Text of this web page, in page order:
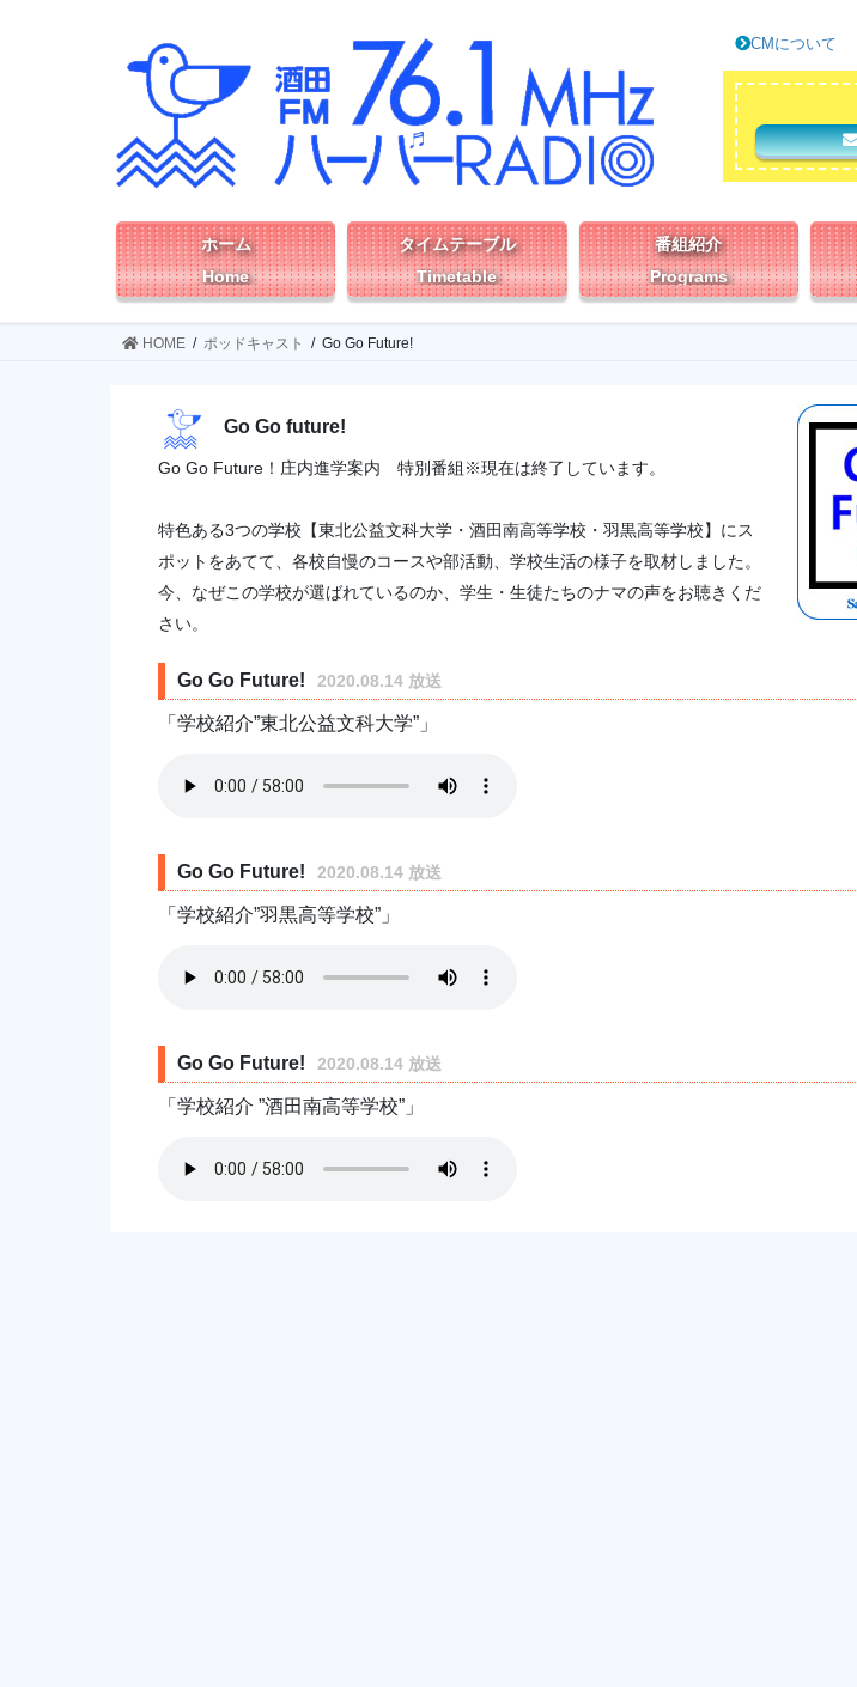
CMについて
ホーム
Home
タイムテーブル
Timetable
番組紹介
Programs
HOME ポッドキャスト Go Go Future!
Go Go future!
Go Go Future！庄内進学案内 特別番組 ※現在は終了しています。
特色ある3つの学校【東北公益文科大学・酒田南高等学校・羽黒高等学校】にス
ポットをあてて、各校自慢のコースや部活動、学校生活の様子を取材しました。
今、なぜこの学校が選ばれているのか、学生・生徒たちのナマの声をお聴きくだ
さい。
Go Go Future! 2020.08.14 放送
「学校紹介”東北公益文科大学”」
Go Go Future! 2020.08.14 放送
「学校紹介”羽黒高等学校”」
Go Go Future! 2020.08.14 放送
「学校紹介 ”酒田南高等学校”」